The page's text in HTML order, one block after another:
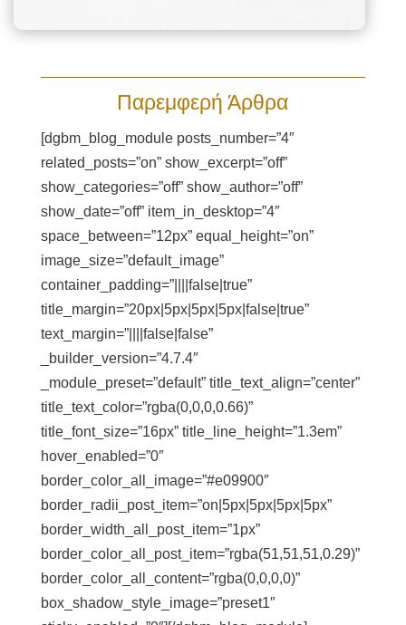
Παρεμφερή Άρθρα
[dgbm_blog_module posts_number=”4″
related_posts=”on” show_excerpt=”off”
show_categories=”off” show_author=”off”
show_date=”off” item_in_desktop=”4″
space_between=”12px” equal_height=”on”
image_size=”default_image”
container_padding=”||||false|true”
title_margin=”20px|5px|5px|5px|false|true”
text_margin=”||||false|false”
_builder_version=”4.7.4″
_module_preset=”default” title_text_align=”center”
title_text_color=”rgba(0,0,0,0.66)”
title_font_size=”16px” title_line_height=”1.3em”
hover_enabled=”0″
border_color_all_image=”#e09900″
border_radii_post_item=”on|5px|5px|5px|5px”
border_width_all_post_item=”1px”
border_color_all_post_item=”rgba(51,51,51,0.29)”
border_color_all_content=”rgba(0,0,0,0)”
box_shadow_style_image=”preset1″